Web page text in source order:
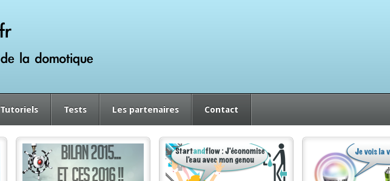
Tutoriels Tests Les partenaires Contact